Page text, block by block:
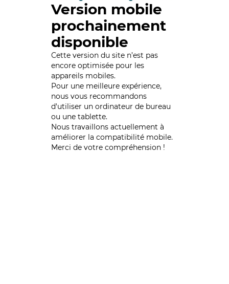
Version mobile
prochainement
disponible
Cette version du site n’est pas
encore optimisée pour les
appareils mobiles.
Pour une meilleure expérience,
nous vous recommandons
d'utiliser un ordinateur de bureau
ou une tablette.
Nous travaillons actuellement à
améliorer la compatibilité mobile.
Merci de votre compréhension !